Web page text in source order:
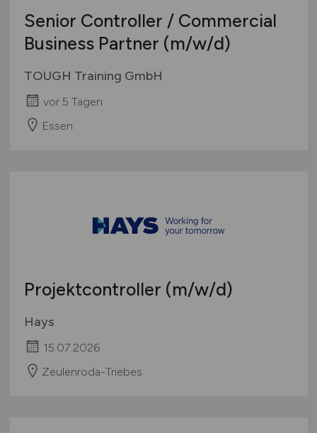
Senior Controller / Commercial
Business Partner (m/w/d)
TOUGH Training GmbH
vor 5 Tagen
Essen
Projektcontroller (m/w/d)
Hays
15.07.2026
Zeulenroda-Triebes